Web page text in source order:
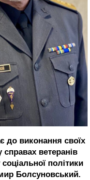
до виконання своїх
ветеранів
політики
Болсуновський.